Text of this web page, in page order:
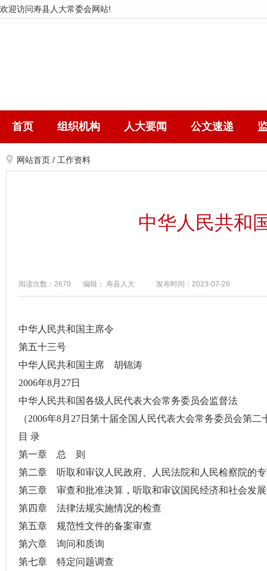
欢迎访问寿县人大常委会网站!
首页 组织机构 人大要闻 公文速递
网站首页 / 工作资料
中华人民共和
阅读次数：2670 编辑： 寿县人大 发布时间：2023-07-26
中华人民共和国主席令
第五十三号
中华人民共和国主席 胡锦涛
2006年8月27日
中华人民共和国各级 人民代表大会常务委员会监督法
（2006年8月27日第十届全国 人民代表大会常务委员会第二
目 录
第一章 总 则
第二章 听取和审议人民政府、人民法院和人民检察院的
第三章 审查和批准决算，听取和审议国民经济和社会发
第四章 法律法规实施情况的检查
第五章 规范性文件的备案审查
第六章 询问和质询
第七章 特定问题调查